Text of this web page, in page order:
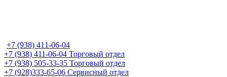
+7 (938) 411-06-04
+7 (938) 411-06-04 Торговый отдел
+7 (938) 505-33-35 Торговый отдел
+7 (928)333-65-06 Сервисный отдел